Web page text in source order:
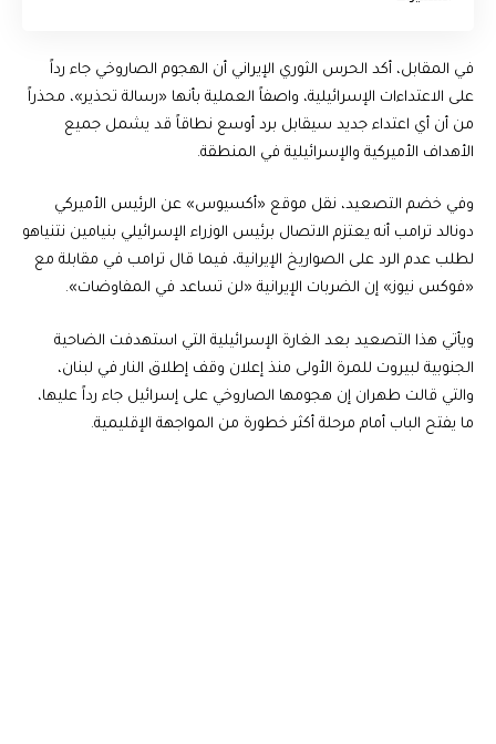
في المقابل، أكد الحرس الثوري الإيراني أن الهجوم الصاروخي جاء رداً
على الاعتداءات الإسرائيلية، واصفاً العملية بأنها «رسالة تحذير»، محذراً
من أن أي اعتداء جديد سيقابل برد أوسع نطاقاً قد يشمل جميع
الأهداف الأميركية والإسرائيلية في المنطقة.
وفي خضم التصعيد، نقل موقع «أكسيوس» عن الرئيس الأميركي
دونالد ترامب أنه يعتزم الاتصال برئيس الوزراء الإسرائيلي بنيامين نتنياهو
لطلب عدم الرد على الصواريخ الإيرانية، فيما قال ترامب في مقابلة مع
«فوكس نيوز» إن الضربات الإيرانية «لن تساعد في المفاوضات».
ويأتي هذا التصعيد بعد الغارة الإسرائيلية التي استهدفت الضاحية
الجنوبية لبيروت للمرة الأولى منذ إعلان وقف إطلاق النار في لبنان،
والتي قالت طهران إن هجومها الصاروخي على إسرائيل جاء رداً عليها،
ما يفتح الباب أمام مرحلة أكثر خطورة من المواجهة الإقليمية.